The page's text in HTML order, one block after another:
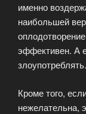
именно
наибольшей
эффективен. А
злоупотреблять.
Кроме того,
нежелательна,